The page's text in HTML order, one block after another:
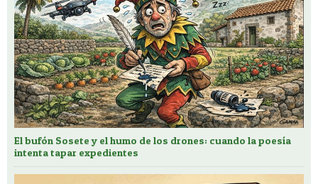
El bufón Sosete y el humo de los drones: cuando la poesía
intenta tapar expedientes